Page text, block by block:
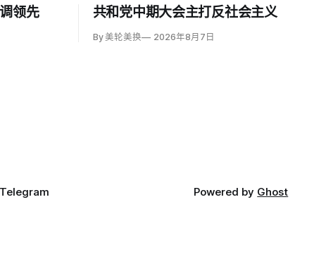
领先 共和党中期大会主打反社会主义
By 美轮美换 2026年8月7日
Telegram Powered by Ghost